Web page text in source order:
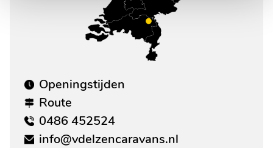
Openingstijden
Route
0486 452524
info@vdelzencaravans.nl